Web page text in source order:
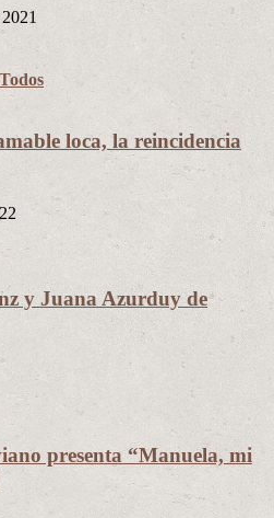
Todos
loca, la reincidencia
y Juana Azurduy de
presenta “Manuela, mi